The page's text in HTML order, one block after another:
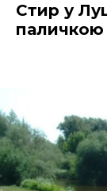
Стир у
паличкою